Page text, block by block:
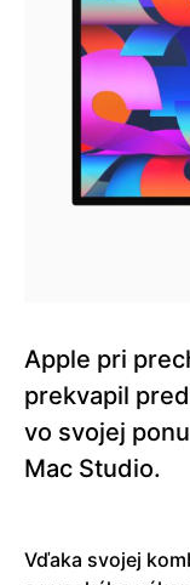
Apple pri
prekvapil
vo svojej
Mac Studio.
Vďaka svojej